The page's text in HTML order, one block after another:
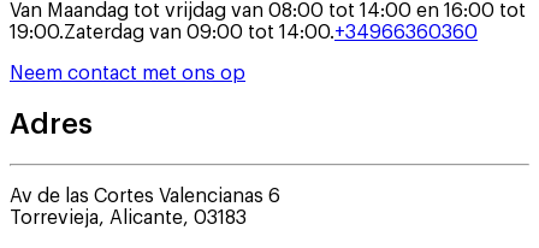
Van Maandag tot vrijdag van 08:00 tot 14:00 en 16:00 tot
19:00.Zaterdag van 09:00 tot 14:00.+34966360360
Neem contact met ons op
Adres
Av de las Cortes Valencianas 6
Torrevieja, Alicante, 03183